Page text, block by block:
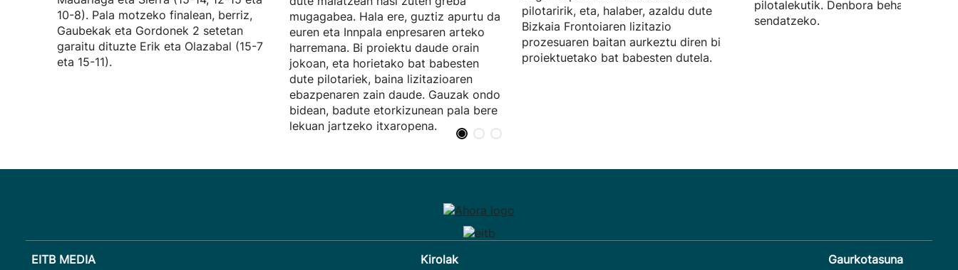
10-8). Pala motzeko finalean, berriz,
Gaubekak eta Gordonek 2 setetan
garaitu dituzte Erik eta Olazabal (15-7
eta 15-11).
mugagabea. Hala ere, guztiz apurtu da
euren eta Innpala enpresaren arteko
harremana. Bi proiektu daude orain
jokoan, eta horietako bat babesten
dute pilotariek, baina lizitazioaren
ebazpenaren zain daude. Gauzak ondo
bidean, badute etorkizunean pala bere
lekuan jartzeko itxaropena.
pilotaririk, eta, halaber, azaldu dute
Bizkaia Frontoiaren lizitazio
prozesuaren baitan aurkeztu diren bi
proiektuetako bat babesten dutela.
pilotalekutik. Denbora beharko du
sendatzeko.
EITB MEDIA Kirolak Gaurkotasuna